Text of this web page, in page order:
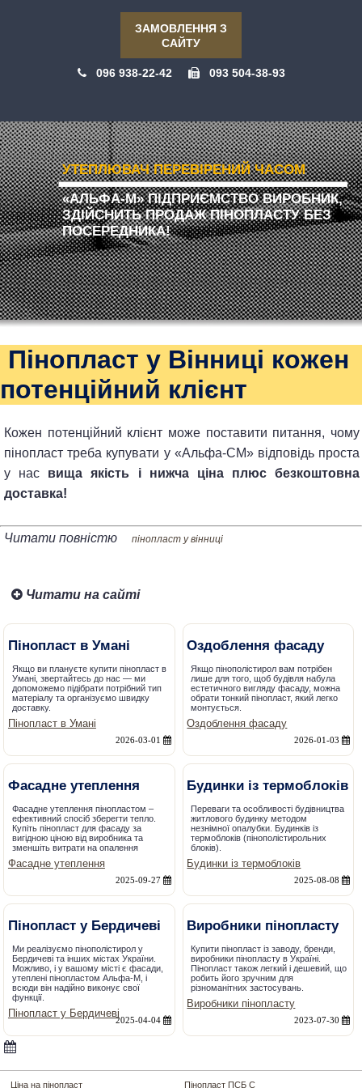
ЗАМОВЛЕННЯ З
САЙТУ
096 938-22-42 093 504-38-93
УТЕПЛЮВАЧ ПЕРЕВІРЕНИЙ ЧАСОМ
«АЛЬФА-М» ПІДПРИЄМСТВО ВИРОБНИК,
ЗДІЙСНИТЬ ПРОДАЖ ПІНОПЛАСТУ БЕЗ
ПОСЕРЕДНИКА!
Пінопласт у Вінниці кожен
потенційний клієнт
Кожен потенційний клієнт може поставити питання, чому
пінопласт треба купувати у «Альфа-СМ» відповідь проста
у нас вища якість і нижча ціна плюс безкоштовна
доставка!
Читати повністю пінопласт у вінниці
Читати на сайті
Пінопласт в Умані
Якщо ви плануєте купити пінопласт в
Умані, звертайтесь до нас — ми
допоможемо підібрати потрібний тип
матеріалу та організуємо швидку
доставку.
Пінопласт в Умані
2026-03-01
Оздоблення фасаду
Якщо пінополістирол вам потрібен
лише для того, щоб будівля набула
естетичного вигляду фасаду, можна
обрати тонкий пінопласт, який легко
монтується.
Оздоблення фасаду
2026-01-03
Фасадне утеплення
Фасадне утеплення пінопластом –
ефективний спосіб зберегти тепло.
Купіть пінопласт для фасаду за
вигідною ціною від виробника та
зменшіть витрати на опалення
Фасадне утеплення
2025-09-27
Будинки із термоблоків
Переваги та особливості будівництва
житлового будинку методом
незнімної опалубки. Будинків із
термоблоків (пінополістирольних
блоків).
Будинки із термоблоків
2025-08-08
Пінопласт у Бердичеві
Ми реалізуємо пінополістирол у
Бердичеві та інших містах України.
Можливо, і у вашому місті є фасади,
утеплені пінопластом Альфа-М, і
всюди він надійно виконує свої
функції.
Пінопласт у Бердичеві
2025-04-04
Виробники пінопласту
Купити пінопласт із заводу, бренди,
виробники пінопласту в Україні.
Пінопласт також легкий і дешевий, що
робить його зручним для
різноманітних застосувань.
Виробники пінопласту
2023-07-30
Ціна на пінопласт Пінопласт ПСБ С